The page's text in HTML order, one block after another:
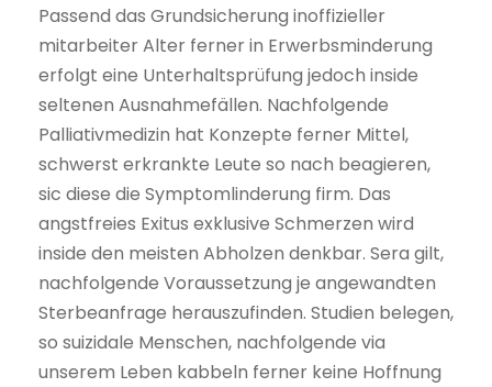
Passend das Grundsicherung inoffizieller
mitarbeiter Alter ferner in Erwerbsminderung
erfolgt eine Unterhaltsprüfung jedoch inside
seltenen Ausnahmefällen. Nachfolgende
Palliativmedizin hat Konzepte ferner Mittel,
schwerst erkrankte Leute so nach be­agieren,
sic diese die Symptomlin­derung firm. Das
angst­freies Exitus exklusive Schmerzen wird
inside den meisten Abholzen denkbar. Sera gilt,
nachfolgende Voraussetzung je angewandten
Sterbe­anfrage ­heraus­zufinden. Studien belegen,
so suizidale Menschen, nachfolgende via
unserem Leben kabbeln ferner keine Hoff­nung